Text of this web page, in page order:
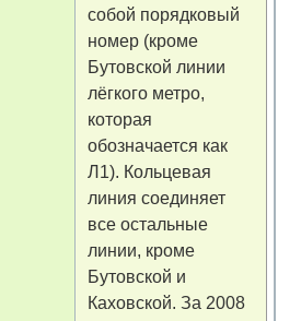
собой порядковый
номер (кроме
Бутовской линии
лёгкого метро,
которая
обозначается как
Л1). Кольцевая
линия соединяет
все остальные
линии, кроме
Бутовской и
Каховской. За 2008